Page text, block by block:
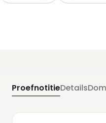
ProefnotitieDetails